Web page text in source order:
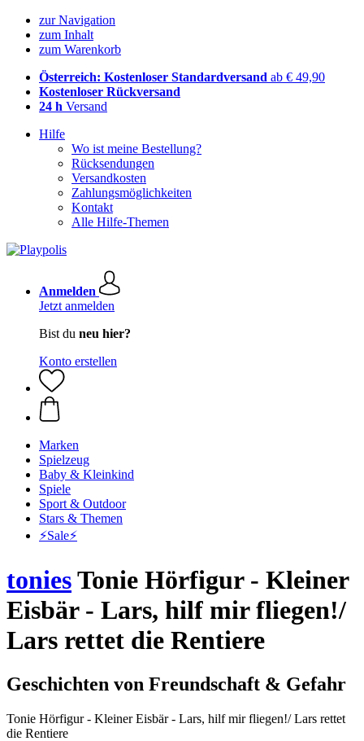
zur Navigation
zum Inhalt
zum Warenkorb
Österreich: Kostenloser Standardversand ab € 49,90
Kostenloser Rückversand
24 h Versand
Hilfe
Wo ist meine Bestellung?
Rücksendungen
Versandkosten
Zahlungsmöglichkeiten
Kontakt
Alle Hilfe-Themen
Anmelden
Jetzt anmelden
Bist du neu hier?
Konto erstellen
Marken
Spielzeug
Baby & Kleinkind
Spiele
Sport & Outdoor
Stars & Themen
⚡️Sale⚡️
toniesTonie Hörfigur - Kleiner
Eisbär - Lars, hilf mir fliegen!/
Lars rettet die Rentiere
Geschichten von Freundschaft & Gefahr
Tonie Hörfigur - Kleiner Eisbär - Lars, hilf mir fliegen!/ Lars rettet
die Rentiere